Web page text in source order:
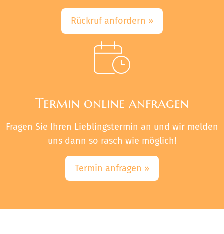
Rückruf anfordern »
Termin online anfragen
Fragen Sie Ihren Lieblingstermin an und wir melden
uns dann so rasch wie möglich!
Termin anfragen »